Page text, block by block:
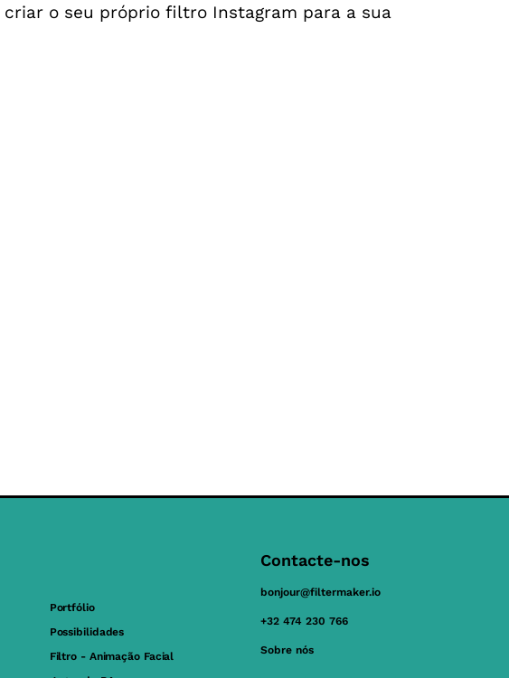
o seu próprio filtro Instagram para a sua
Portfólio
Possibilidades
Filtro - Animação Facial
Contacte-nos
bonjour@filtermaker.io
+32 474 230 766
Sobre nós